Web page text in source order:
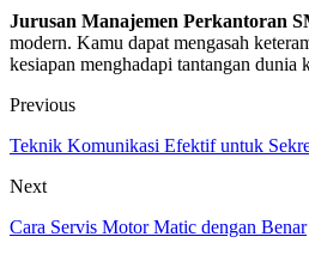
Jurusan Manajemen Perkantoran
modern. Kamu dapat mengasah
kesiapan menghadapi tantangan dunia
Previous
Teknik Komunikasi Efektif untuk
Next
Cara Servis Motor Matic dengan Benar